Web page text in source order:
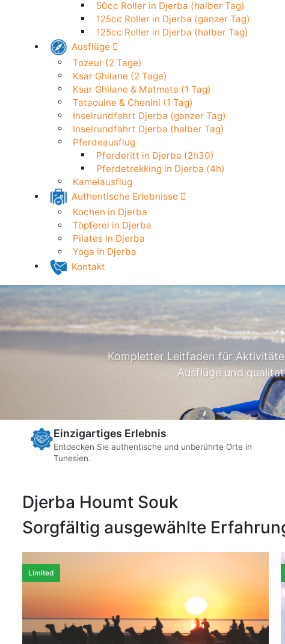
Elektroroller in Djerba (24h)
50cc Roller in Djerba (halber Tag)
125cc Roller in Djerba (ganzer Tag)
125cc Roller in Djerba (halber Tag)
Ausflüge
Tozeur (2 Tage)
Ksar Ghilane (2 Tage)
Ksar Ghilane & Matmata (1 Tag)
Tataouine & Chenini (1 Tag)
Inselrundfahrt Djerba (ganzer Tag)
Inselrundfahrt Djerba (halber Tag)
Pferdeausflug
Pferderitt in Djerba (2h30)
Pferdetrekking in Djerba (4h)
Kamelausflug
Authentische Erlebnisse
Kochen in Djerba
Töpferei in Djerba
Pilates in Djerba
Yoga in Djerba
Kontakt
Kompletter Leitfaden für
Ausflüge und
Einzigartiges Erlebnis
Entdecken Sie authentische und unberührte Orte in
Tunesien.
Djerba Houmt Souk
Sorgfältig ausgewählte
Limited